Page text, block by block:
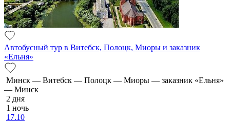
Автобусный тур в Витебск, Полоцк, Миоры и заказник
«Ельня»
Минск — Витебск — Полоцк — Миоры — заказник «Ельня»
— Минск
2 дня
1 ночь
17.10